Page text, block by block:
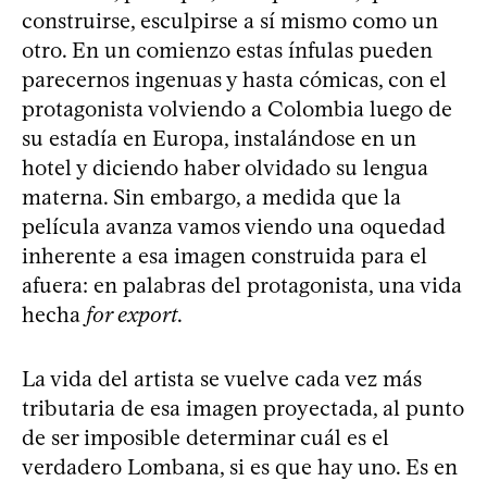
construirse, esculpirse a sí mismo como un
otro. En un comienzo estas ínfulas pueden
parecernos ingenuas y hasta cómicas, con el
protagonista volviendo a Colombia luego de
su estadía en Europa, instalándose en un
hotel y diciendo haber olvidado su lengua
materna. Sin embargo, a medida que la
película avanza vamos viendo una oquedad
inherente a esa imagen construida para el
afuera: en palabras del protagonista, una vida
hecha for export.
La vida del artista se vuelve cada vez más
tributaria de esa imagen proyectada, al punto
de ser imposible determinar cuál es el
verdadero Lombana, si es que hay uno. Es en